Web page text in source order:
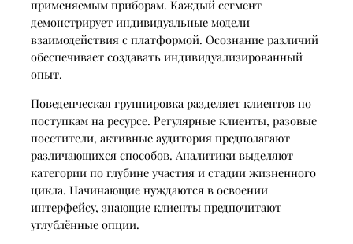
применяемым приборам. Каждый сегмент
демонстрирует индивидуальные модели
взаимодействия с платформой. Осознание различий
обеспечивает создавать индивидуализированный
опыт.
Поведенческая группировка разделяет клиентов по
поступкам на ресурсе. Регулярные клиенты, разовые
посетители, активные аудитория предполагают
различающихся способов. Аналитики выделяют
категории по глубине участия и стадии жизненного
цикла. Начинающие нуждаются в освоении
интерфейсу, знающие клиенты предпочитают
углублённые опции.